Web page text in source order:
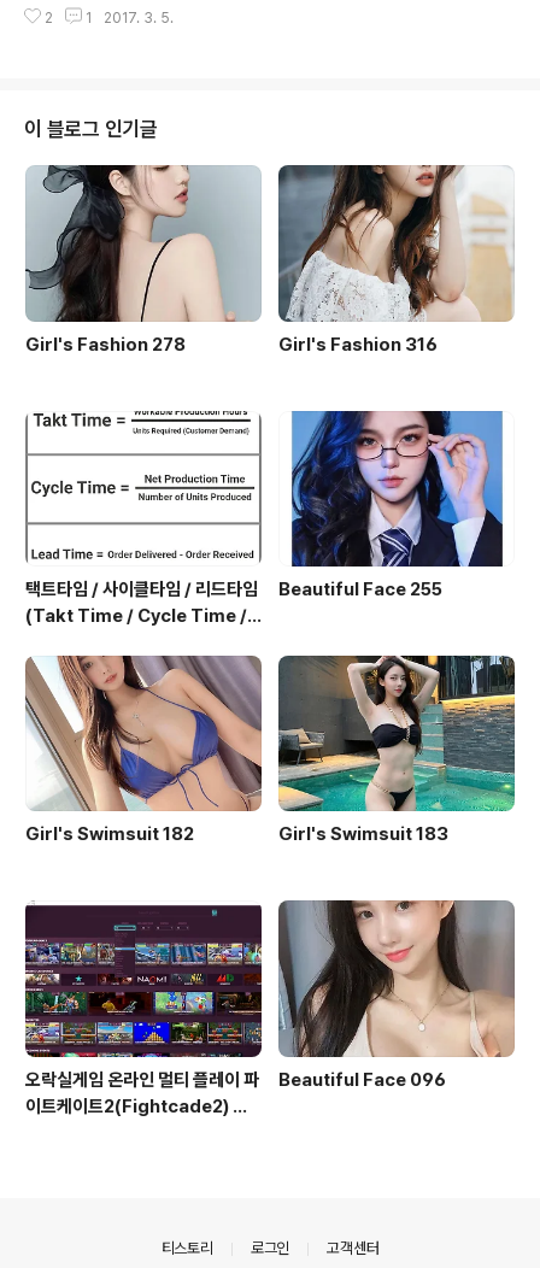
봄꽃 축제, 반딧불이 축제 등 향기로운 꽃과 정원을 즐길 수
일간지 뉴욕타임스 등에 따르면,스웨덴 카롤린스카연구소
건강 및 식생활 기록을 토대로과일, 채소 섭취와 만성 폐색
성 폐질환(COPD) 간 상관관계를 분석했다. 그 결과 과일
과 채소를 하루 5회 이상 먹은 고섭취 그룹의 경우2회 미
만 먹은 저섭취 그룹에 비해 COPD에 걸릴 위험이현재 흡
연자는 40%, 과거 흡연하다 끊은 사람은 34% 줄어드는
것으로 나타났다. 하루 과일이..
2 1 2017. 3. 5.
이 블로그 인기글
Girl's Fashion 278 Girl's Fashion 316
택트타임 / 사이클타임 / 리드타임
(Takt Time / Cycle Time / L
Beautiful Face 255
Girl's Swimsuit 182 Girl's Swimsuit 183
오락실게임 온라인 멀티 플레이 파
이트케이트2(Fightcade2) 설
Beautiful Face 096
티스토리 로그인 고객센터